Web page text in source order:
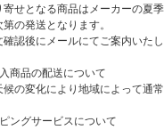
寄せとなる商品はメーカーの夏季
第の発送となります。
確認後にメールにてご案内いた
商品の配送について
候の変化により地域によって通
ングサービスについて